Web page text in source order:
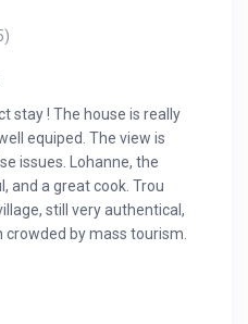
stay ! The house is really
equiped. The view is
issues. Lohanne, the
and a great cook. Trou
still very authentical,
by mass tourism.